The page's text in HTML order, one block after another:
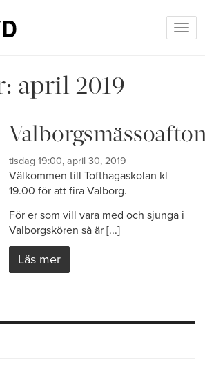
april 2019
tisdag 19:00, april 30, 2019
Välkommen till Tofthagaskolan kl
19.00 för att fira Valborg.
För er som vill vara med och sjunga i
Valborgskören så är [...]
Läs mer